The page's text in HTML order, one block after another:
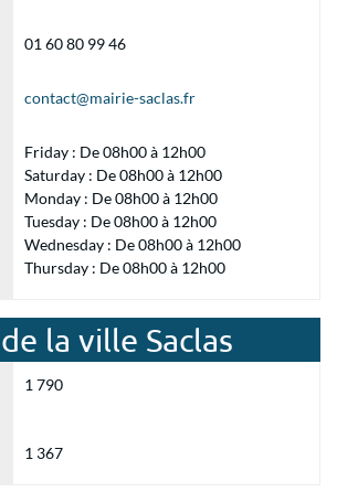
01 60 80 99 46
contact@mairie-saclas.fr
Friday : De 08h00 à 12h00
Saturday : De 08h00 à 12h00
Monday : De 08h00 à 12h00
Tuesday : De 08h00 à 12h00
Wednesday : De 08h00 à 12h00
Thursday : De 08h00 à 12h00
la ville Saclas
1 790
1 367